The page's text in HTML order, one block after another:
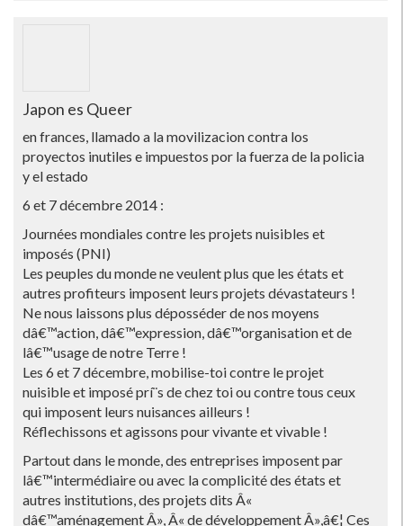
Japon es Queer
en frances, llamado a la movilizacion contra los
proyectos inutiles e impuestos por la fuerza de la policia
y el estado
6 et 7 décembre 2014 :
Journées mondiales contre les projets nuisibles et
imposés (PNI)
Les peuples du monde ne veulent plus que les états et
autres profiteurs imposent leurs projets dévastateurs !
Ne nous laissons plus déposséder de nos moyens
dâ€™action, dâ€™expression, dâ€™organisation et de
lâ€™usage de notre Terre !
Les 6 et 7 décembre, mobilise-toi contre le projet
nuisible et imposé prí¨s de chez toi ou contre tous ceux
qui imposent leurs nuisances ailleurs !
Réflechissons et agissons pour vivante et vivable !
Partout dans le monde, des entreprises imposent par
lâ€™intermédiaire ou avec la complicité des états et
autres institutions, des projets dits Â«
dâ€™aménagement Â», Â« de développement Â»,â€¦ Ces